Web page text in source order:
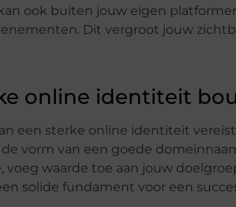
ook buiten jouw eigen
Dit vergroot jouw
online identiteit
een sterke online identiteit
de vorm van een goede
voeg waarde toe aan jouw
solide fundament voor een